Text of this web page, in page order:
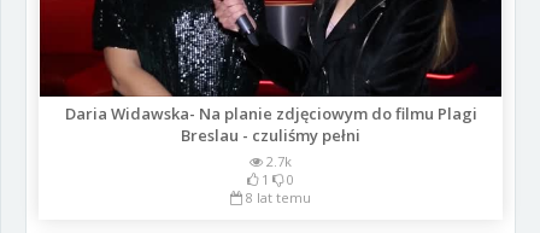
Daria Widawska- Na planie zdjęciowym do filmu Plagi
Breslau - czuliśmy pełni
2.7k
1
0
8 lat temu